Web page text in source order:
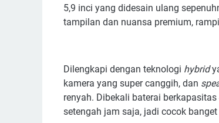
5,9 inci yang didesain ulang
tampilan dan nuansa premium,
Dilengkapi dengan teknologi hybrid
kamera yang super canggih, dan
renyah. Dibekali baterai
setengah jam saja, jadi cocok